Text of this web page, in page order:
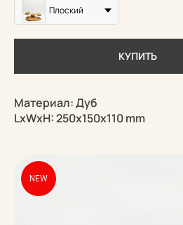
Плоский
КУПИТЬ
Материал: Дуб
LxWxH: 250x150x110 mm
NEW